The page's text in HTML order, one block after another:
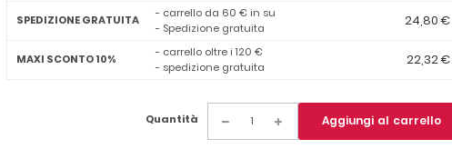
SPEDIZIONE GRATUITA
- carrello da 60 € in su
- Spedizione gratuita
24,80 €
MAXI SCONTO 10%
- carrello oltre i 120 €
- spedizione gratuita
22,32 €
Quantità Aggiungi al carrello